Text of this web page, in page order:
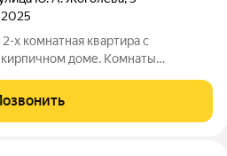
2025
х комнатная квартира с
доме. Комнаты
новым владельцам, а так же